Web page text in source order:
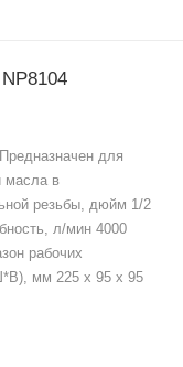
для
масла в
резьбы, дюйм 1/2
л/мин 4000
рабочих
мм 225 x 95 x 95